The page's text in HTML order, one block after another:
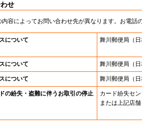
せ
容によってお問い合わせ先が異なります。お電話
について 舞川郵便局 （
について 舞川郵便局 （
について 舞川郵便局 （
の紛失・盗難に伴うお取引の停止
カード紛失セ
または上記店舗